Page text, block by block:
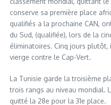
conserve sa première place
qualifiés a la prochaine CAN,
du Sud, (qualifiée), lors de la
éliminatoires. Cinq jours
vierge contre le Cap-Vert.
La Tunisie garde la troisième
trois rangs au niveau mondial.
quitté la 28e pour la 31e place.